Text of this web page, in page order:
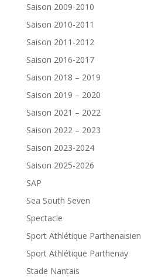
Saison 2009-2010
Saison 2010-2011
Saison 2011-2012
Saison 2016-2017
Saison 2018 – 2019
Saison 2019 – 2020
Saison 2021 – 2022
Saison 2022 – 2023
Saison 2023-2024
Saison 2025-2026
SAP
Sea South Seven
Spectacle
Sport Athlétique Parthenaisien
Sport Athlétique Parthenay
Stade Nantais